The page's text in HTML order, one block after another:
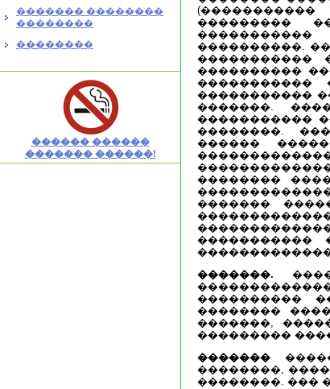
������� ��������
��������
��������
������ ������
������� ������!
���������
����������.
�����������
����������
�����������
�����������
�������.
�����������
��������.
������
��������
�������
�����������
�������.
����������
��������
�������,
���������
�������
��������,
��������. ���